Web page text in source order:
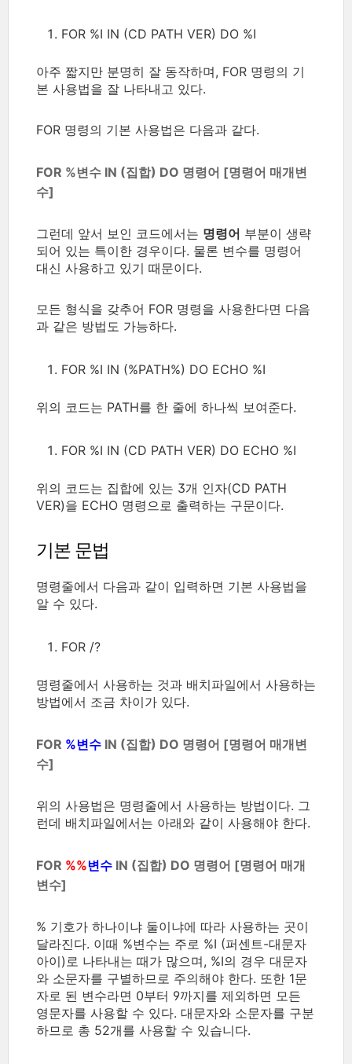
FOR %I IN (CD PATH VER) DO %I
아주 짧지만 분명히 잘 동작하며, FOR 명령의 기
본 사용법을 잘 나타내고 있다.
FOR 명령의 기본 사용법은 다음과 같다.
FOR %변수 IN (집합) DO 명령어 [명령어 매개변
수]
그런데 앞서 보인 코드에서는 명령어 부분이 생략
되어 있는 특이한 경우이다. 물론 변수를 명령어
대신 사용하고 있기 때문이다.
모든 형식을 갖추어 FOR 명령을 사용한다면 다음
과 같은 방법도 가능하다.
FOR %I IN (%PATH%) DO ECHO %I
위의 코드는 PATH를 한 줄에 하나씩 보여준다.
FOR %I IN (CD PATH VER) DO ECHO %I
위의 코드는 집합에 있는 3개 인자(CD PATH
VER)을 ECHO 명령으로 출력하는 구문이다.
기본 문법
명령줄에서 다음과 같이 입력하면 기본 사용법을
알 수 있다.
FOR /?
명령줄에서 사용하는 것과 배치파일에서 사용하는
방법에서 조금 차이가 있다.
FOR %변수 IN (집합) DO 명령어 [명령어 매개변
수]
위의 사용법은 명령줄에서 사용하는 방법이다. 그
런데 배치파일에서는 아래와 같이 사용해야 한다.
FOR %%변수 IN (집합) DO 명령어 [명령어 매개
변수]
% 기호가 하나이냐 둘이냐에 따라 사용하는 곳이
달라진다. 이때 %변수는 주로 %I (퍼센트-대문자
아이)로 나타내는 때가 많으며, %I의 경우 대문자
와 소문자를 구별하므로 주의해야 한다. 또한 1문
자로 된 변수라면 0부터 9까지를 제외하면 모든
영문자를 사용할 수 있다. 대문자와 소문자를 구분
하므로 총 52개를 사용할 수 있습니다.